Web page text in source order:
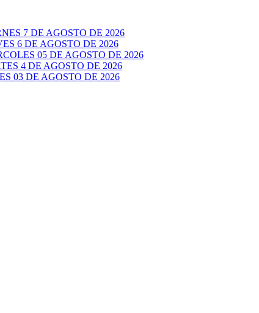
7 DE AGOSTO DE 2026
6 DE AGOSTO DE 2026
05 DE AGOSTO DE 2026
4 DE AGOSTO DE 2026
03 DE AGOSTO DE 2026